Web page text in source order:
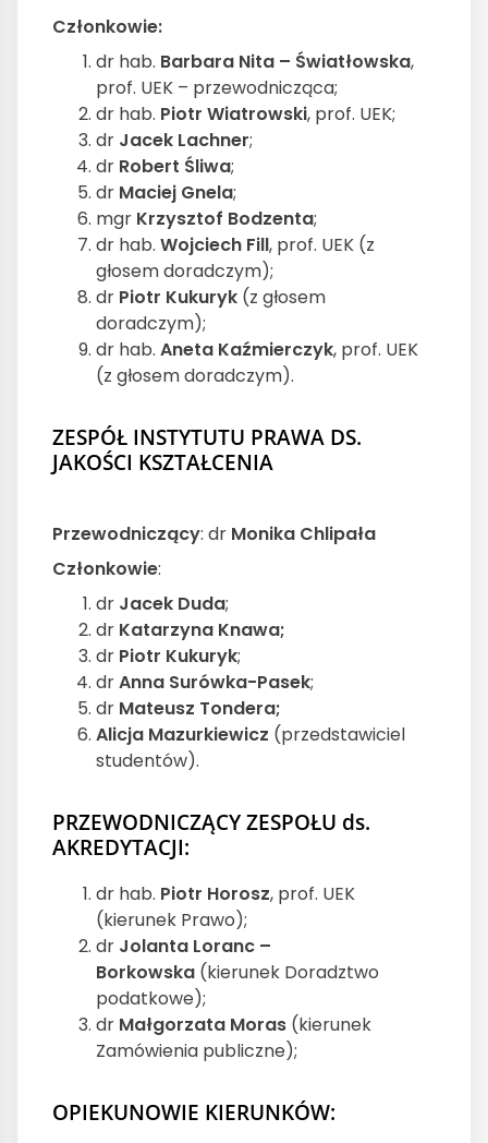
Członkowie:
dr hab. Barbara Nita – Światłowska,
prof. UEK – przewodnicząca;
dr hab. Piotr Wiatrowski, prof. UEK;
dr Jacek Lachner;
dr Robert Śliwa;
dr Maciej Gnela;
mgr Krzysztof Bodzenta;
dr hab. Wojciech Fill, prof. UEK (z
głosem doradczym);
dr Piotr Kukuryk (z głosem
doradczym);
dr hab. Aneta Kaźmierczyk, prof. UEK
(z głosem doradczym).
ZESPÓŁ INSTYTUTU PRAWA DS.
JAKOŚCI KSZTAŁCENIA
Przewodniczący: dr Monika Chlipała
Członkowie:
dr Jacek Duda;
dr Katarzyna Knawa;
dr Piotr Kukuryk;
drAnna Surówka-Pasek;
dr Mateusz Tondera;
Alicja Mazurkiewicz (przedstawiciel
studentów).
PRZEWODNICZĄCY ZESPOŁU ds.
AKREDYTACJI:
dr hab. Piotr Horosz, prof. UEK
(kierunek Prawo);
dr Jolanta Loranc –
Borkowska (kierunek Doradztwo
podatkowe);
dr Małgorzata Moras (kierunek
Zamówienia publiczne);
OPIEKUNOWIE KIERUNKÓW: